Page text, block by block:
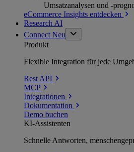
Umsatzanalysen und -
eCommerce Insights entdecken
Research AI
Connect Neu
Produkt
Flexible Integration für jede
Rest API
MCP
Integrationen
Dokumentation
Demo buchen
KI-Assistenten
Schnelle Antworten,